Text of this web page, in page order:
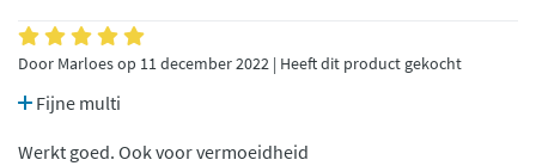
Door Marloes op 11 december 2022 | Heeft dit product gekocht
Fijne multi
Werkt goed. Ook voor vermoeidheid